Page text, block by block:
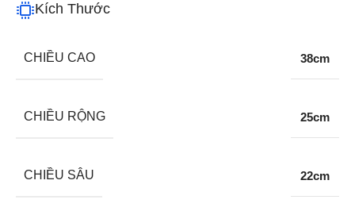
Kích Thước
CHIỀU CAO 38cm
CHIỀU RỘNG 25cm
CHIỀU SÂU 22cm